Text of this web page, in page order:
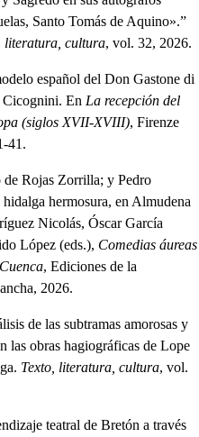
Santo Tomás de Aquino».”
literatura, cultura, vol. 32, 2026.
español del Don Gastone di
Cicognini. En La recepción del
(siglos XVII-XVIII), Firenze
41.
de Rojas Zorrilla; y Pedro
hermosura, en Almudena
Nicolás, Óscar García
López (eds.), Comedias áureas
, Ediciones de la
2026.
de las subtramas amorosas y
las obras hagiográficas de Lope
Texto, literatura, cultura, vol.
teatral de Bretón a través